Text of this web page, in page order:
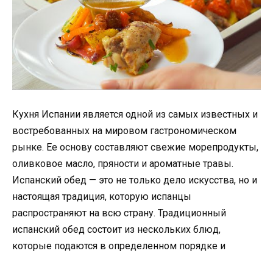
Кухня Испании является одной из самых известных и
востребованных на мировом гастрономическом
рынке. Ее основу составляют свежие морепродукты,
оливковое масло, пряности и ароматные травы.
Испанский обед — это не только дело искусства, но и
настоящая традиция, которую испанцы
распространяют на всю страну. Традиционный
испанский обед состоит из нескольких блюд,
которые подаются в определенном порядке и